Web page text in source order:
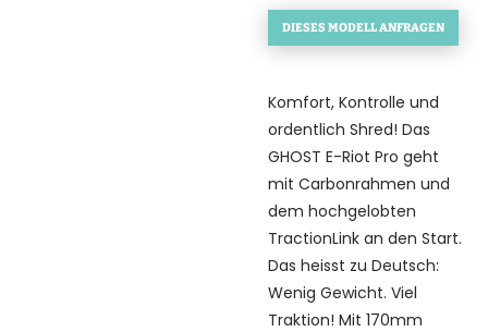
DIESES MODELL ANFRAGEN
Komfort, Kontrolle und
ordentlich Shred! Das
GHOST E-Riot Pro geht
mit Carbonrahmen und
dem hochgelobten
TractionLink an den Start.
Das heisst zu Deutsch:
Wenig Gewicht. Viel
Traktion! Mit 170mm